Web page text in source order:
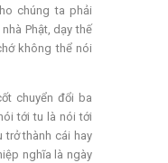
chúng ta phải
Phật, dạy thế
không thể nói
chuyển đổi ba
tới tu là nói tới
trở thành cái hay
nghĩa là ngày